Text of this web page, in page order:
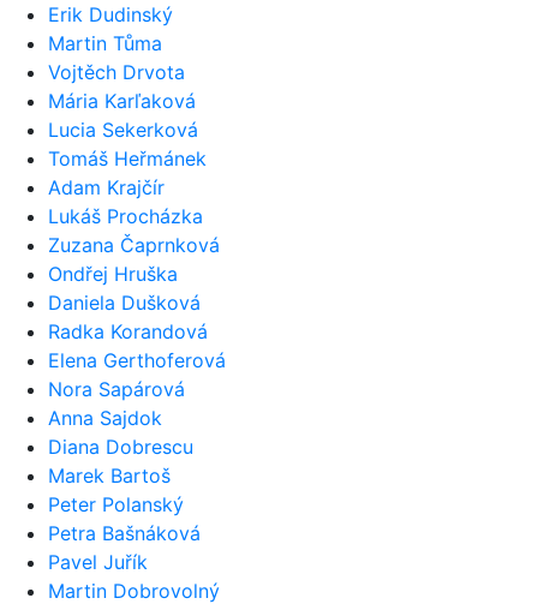
Erik Dudinský
Martin Tůma
Vojtěch Drvota
Mária Karľaková
Lucia Sekerková
Tomáš Heřmánek
Adam Krajčír
Lukáš Procházka
Zuzana Čaprnková
Ondřej Hruška
Daniela Dušková
Radka Korandová
Elena Gerthoferová
Nora Sapárová
Anna Sajdok
Diana Dobrescu
Marek Bartoš
Peter Polanský
Petra Bašnáková
Pavel Juřík
Martin Dobrovolný